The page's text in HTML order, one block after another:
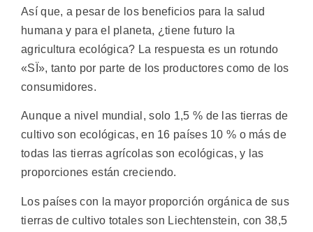
Así que, a pesar de los beneficios para la salud
humana y para el planeta, ¿tiene futuro la
agricultura ecológica? La respuesta es un rotundo
«SÏ», tanto por parte de los productores como de los
consumidores.
Aunque a nivel mundial, solo 1,5 % de las tierras de
cultivo son ecológicas, en 16 países 10 % o más de
todas las tierras agrícolas son ecológicas, y las
proporciones están creciendo.
Los países con la mayor proporción orgánica de sus
tierras de cultivo totales son Liechtenstein, con 38,5